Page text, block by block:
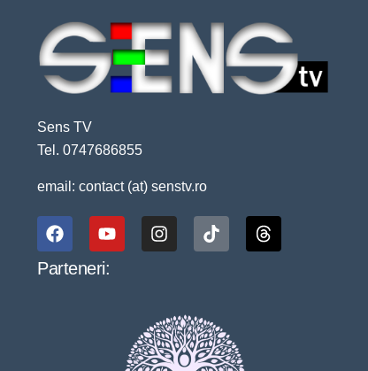
Sens TV
Tel. 0747686855
email: contact (at) senstv.ro
Parteneri: